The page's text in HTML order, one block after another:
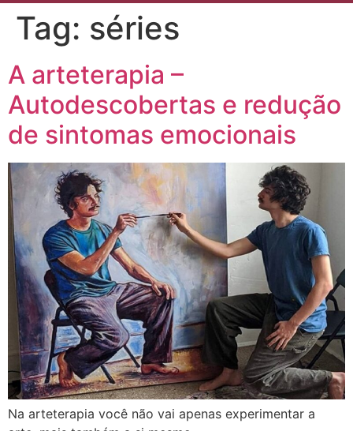
Tag: séries
A arteterapia –
Autodescobertas e redução
de sintomas emocionais
Na arteterapia você não vai apenas experimentar a